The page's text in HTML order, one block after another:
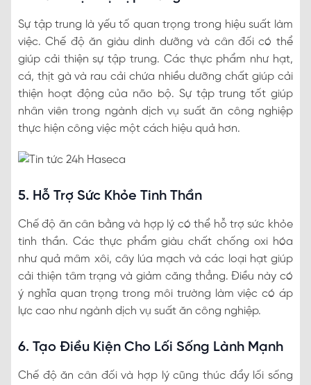
Sự tập trung là yếu tố quan trọng trong hiệu suất làm
việc. Chế độ ăn giàu dinh dưỡng và cân đối có thể
giúp cải thiện sự tập trung. Các thực phẩm như hạt,
cá, thịt gà và rau cải chứa nhiều dưỡng chất giúp cải
thiện hoạt động của não bộ. Sự tập trung tốt giúp
nhân viên trong ngành dịch vụ suất ăn công nghiệp
thực hiện công việc một cách hiệu quả hơn.
5. Hỗ Trợ Sức Khỏe Tinh Thần
Chế độ ăn cân bằng và hợp lý có thể hỗ trợ sức khỏe
tinh thần. Các thực phẩm giàu chất chống oxi hóa
như quả mâm xôi, cây lúa mạch và các loại hạt giúp
cải thiện tâm trạng và giảm căng thẳng. Điều này có
ý nghĩa quan trọng trong môi trường làm việc có áp
lực cao như ngành dịch vụ suất ăn công nghiệp.
6. Tạo Điều Kiện Cho Lối Sống Lành Mạnh
Chế độ ăn cân đối và hợp lý cũng thúc đẩy lối sống